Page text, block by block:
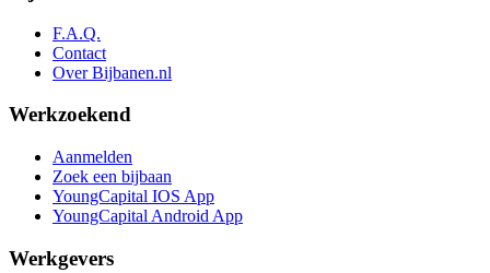
F.A.Q.
Contact
Over Bijbanen.nl
Werkzoekend
Aanmelden
Zoek een bijbaan
YoungCapital IOS App
YoungCapital Android App
Werkgevers